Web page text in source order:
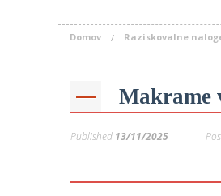
Domov Raziskovalne
Makrame
Published 13/11/2025